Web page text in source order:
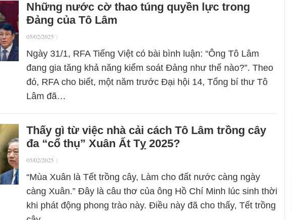
Những nước cờ thao túng quyền lực trong
Đảng của Tô Lâm
05/02/2025 |
Ngày 31/1, RFA Tiếng Việt có bài bình luận: “Ông Tô Lâm
đang gia tăng khả năng kiểm soát Đảng như thế nào?”. Theo
đó, RFA cho biết, một năm trước Đại hội 14, Tổng bí thư Tô
Lâm đã…
Thấy gì từ việc nhà cải cách Tô Lâm trồng cây
đa “cổ thụ” Xuân Ất Tỵ 2025?
05/02/2025 |
“Mùa Xuân là Tết trồng cây, Làm cho đất nước càng ngày
càng Xuân.” Đây là câu thơ của ông Hồ Chí Minh lúc sinh thời
khi phát động phong trào này. Điều này đã cho thấy, Tết trồng